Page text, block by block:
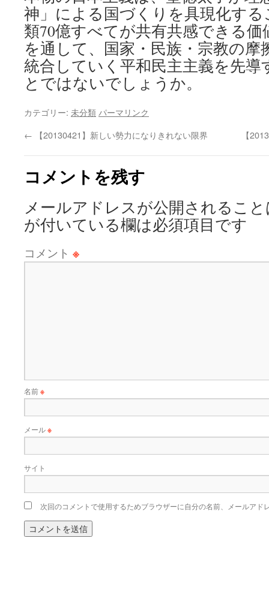
神」による国づくりを具現化す
類70億すべてが共有共感できる
を通して、国家・民族・宗教の摩
統合していく平和民主主義を先
とではないでしょうか。
カテゴリー: 未分類 パーマリンク
← 【20130421】新しい勢力になりきれない限界 【
コメントを残す
メールアドレスが公開されるこ
が付いている欄は必須項目です
コメント ※
名前※
メール※
サイト
次回のコメントで使用するためブラウザーに自分の名前、メールアド